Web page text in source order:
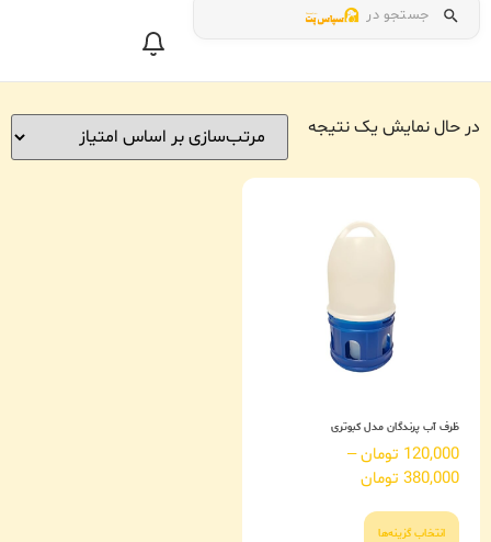
جستجو در
در حال نمایش یک نتیجه
ظرف آب پرندگان مدل کبوتری
120,000 تومان–
380,000 تومان
انتخاب گزینه‌ها